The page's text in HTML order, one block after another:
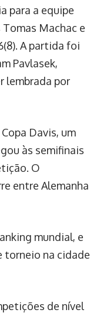
para a equipe
Machac e
A partida foi
Pavlasek,
lembrada por
Davis, um
às semifinais
O
entre Alemanha
mundial, e
torneio na cidade
de nível